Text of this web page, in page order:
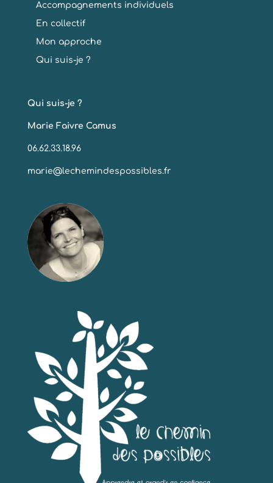
Accompagnements individuels
En collectif
Mon approche
Qui suis-je ?
Qui suis-je ?
Marie Faivre Camus
06.62.33.18.96
marie@lechemindespossibles.fr